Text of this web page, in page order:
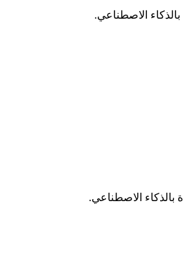
الاصطناعي.
بالذكاء الاصطناعي.